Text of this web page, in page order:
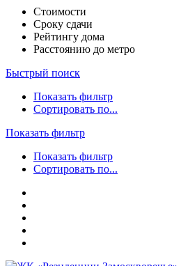
Стоимости
Сроку сдачи
Рейтингу дома
Расстоянию до метро
Быстрый поиск
Показать фильтр
Сортировать по...
Показать фильтр
Показать фильтр
Сортировать по...